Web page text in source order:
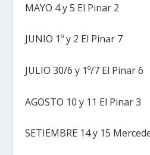
MAYO 4 y 5 El Pinar 2
JUNIO 1º y 2 El Pinar 7
JULIO 30/6 y 1º/7 El Pinar 6
AGOSTO 10 y 11 El Pinar 3
SETIEMBRE 14 y 15